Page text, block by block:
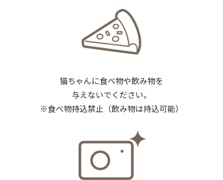
猫ちゃんに食べ物や飲み物を
与えないでください。
※食べ物持込禁止（飲み物は持込可能）